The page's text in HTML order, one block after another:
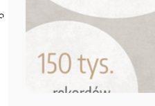
Poczta ibl.waw.pl
Kontakt